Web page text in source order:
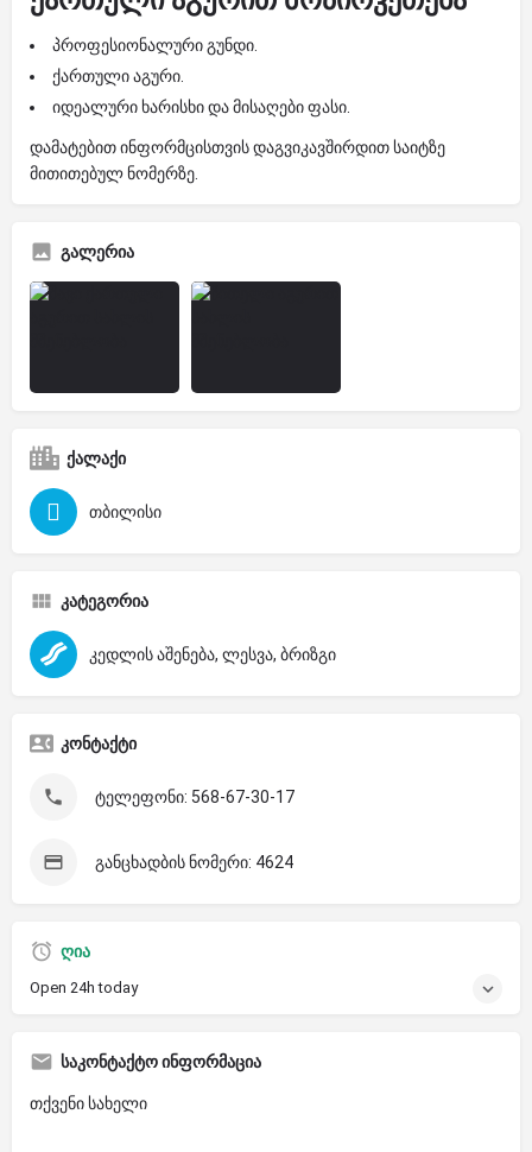
პროფესიონალური გუნდი.
ქართული აგური.
იდეალური ხარისხი და მისაღები ფასი.
დამატებით ინფორმცისთვის დაგვიკავშირდით საიტზე
მითითებულ ნომერზე.
გალერია
ქალაქი
თბილისი
კატეგორია
კედლის აშენება, ლესვა, ბრიზგი
კონტაქტი
ტელეფონი: 568-67-30-17
განცხადბის ნომერი: 4624
ღია
Open 24h today
საკონტაქტო ინფორმაცია
თქვენი სახელი